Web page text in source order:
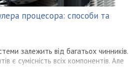
процесора: способи та
залежить від багатьох чинників.
є сумісність всіх компонентів. Але